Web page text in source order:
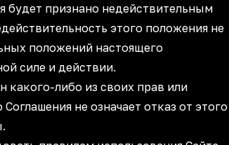
будет признано недействительным
этого положения не
положений настоящего
силе и действии.
какого-либо из своих прав или
не означает отказ от этого